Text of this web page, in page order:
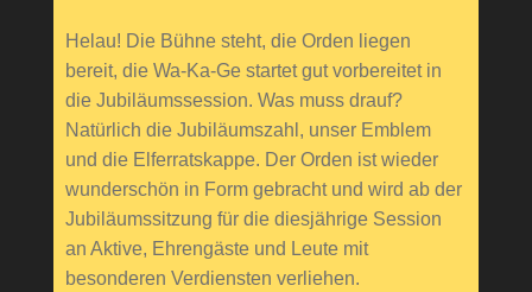
Helau! Die Bühne steht, die Orden liegen
bereit, die Wa-Ka-Ge startet gut vorbereitet in
die Jubiläumssession. Was muss drauf?
Natürlich die Jubiläumszahl, unser Emblem
und die Elferratskappe. Der Orden ist wieder
wunderschön in Form gebracht und wird ab der
Jubiläumssitzung für die diesjährige Session
an Aktive, Ehrengäste und Leute mit
besonderen Verdiensten verliehen.